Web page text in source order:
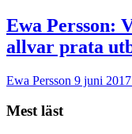
Ewa Persson:
allvar prata
Ewa Persson 9 juni
Mest läst